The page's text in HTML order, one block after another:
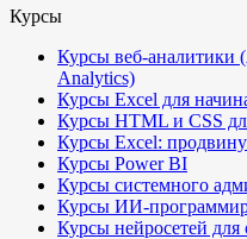
Курсы
Курсы веб-аналитики
Analytics)
Курсы Excel для
Курсы HTML и CSS
Курсы Excel:
Курсы Power BI
Курсы системного
Курсы ИИ-
Курсы нейросетей для